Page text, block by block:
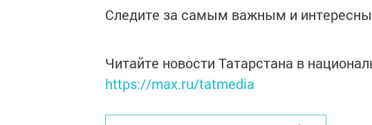
Следите за самым важным и
Читайте новости Татарстана в
https://max.ru/tatmedia